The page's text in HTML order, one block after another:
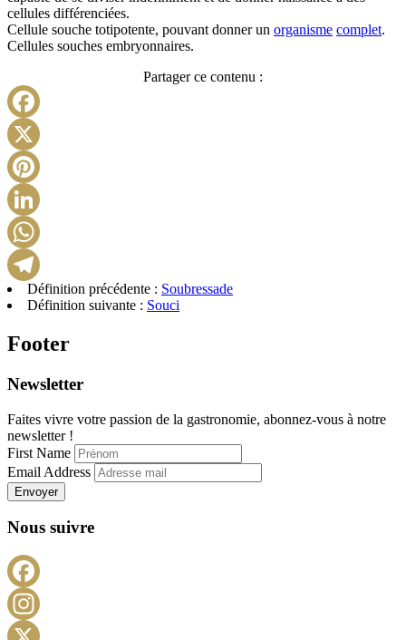
cellules différenciées.
Cellule souche totipotente, pouvant donner un organisme complet.
Cellules souches embryonnaires.
Partager ce contenu :
Telegram
Définition précédente : Soubressade
Définition suivante : Souci
Footer
Newsletter
Faites vivre votre passion de la gastronomie, abonnez-vous à notre
newsletter !
First Name
Email Address
Envoyer
Nous suivre